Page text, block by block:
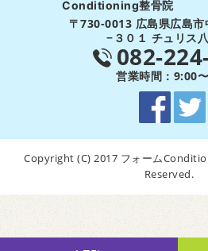
Conditioning整骨院
〒730-0013 広島県広島市
−３０１ チュリス
082-
営業時間：9:00
Copyright (C) 2017 フォーム
Reserved.